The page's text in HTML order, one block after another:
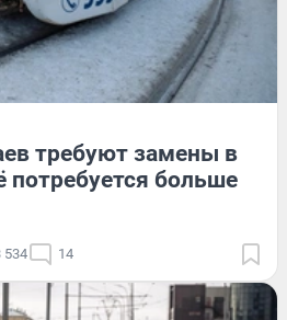
требуют замены в
потребуется больше
534 14